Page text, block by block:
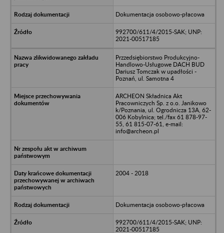
Dokumentacja osobowo-płacowa
992700/611/4/2015-SAK; UNP:
2021-00517185
Przzedsiębiorstwo Produkcyjno-
Handlowo-Usługowe DACH BUD
Dariusz Tomczak w upadłości -
Poznań, ul. Samotna 4
ARCHEON Składnica Akt
Pracowniczych Sp. z o.o. Janikowo
k/Poznania, ul. Ogrodnicza 13A, 62-
006 Kobylnica; tel./fax 61 878-97-
55, 61 815-07-61, e-mail:
info@archeon.pl
2004 - 2018
Dokumentacja osobowo-płacowa
992700/611/4/2015-SAK; UNP:
2021-00517185